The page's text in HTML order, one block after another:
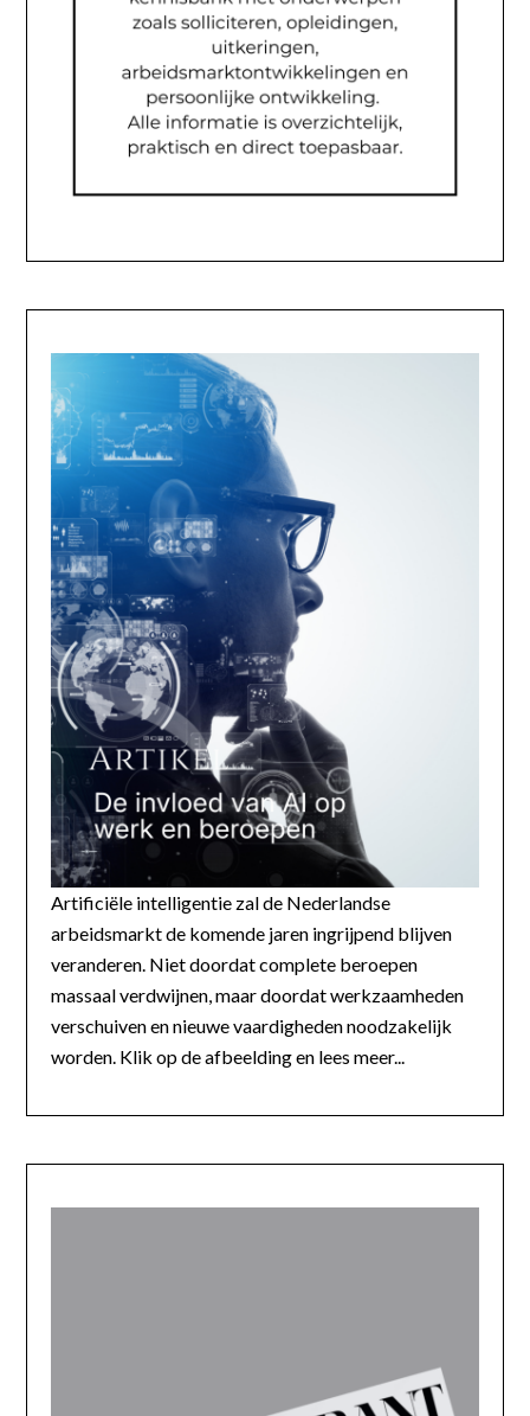
Artificiële intelligentie zal de Nederlandse
arbeidsmarkt de komende jaren ingrijpend blijven
veranderen. Niet doordat complete beroepen
massaal verdwijnen, maar doordat werkzaamheden
verschuiven en nieuwe vaardigheden noodzakelijk
worden. Klik op de afbeelding en lees meer...